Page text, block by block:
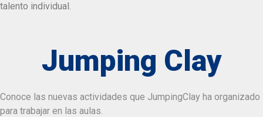
talento individual.
Jumping Clay
Conoce las nuevas actividades que JumpingClay ha organizado
para trabajar en las aulas.